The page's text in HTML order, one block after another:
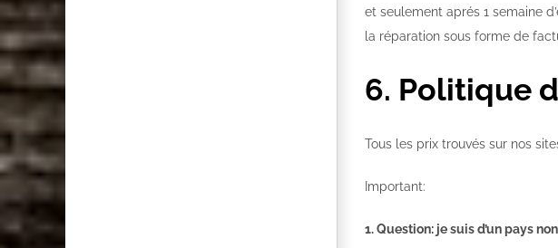
et seulement aprés 1 semaine
la réparation sous forme de
6. Politique
Tous les prix trouvés sur nos
Important:
1. Question: je suis d’un pays